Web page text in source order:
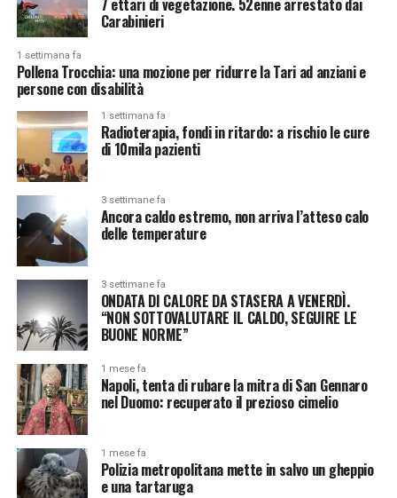
7 ettari di vegetazione. 52enne arrestato dai
Carabinieri
1 settimana fa
Pollena Trocchia: una mozione per ridurre la Tari ad anziani e
persone con disabilità
1 settimana fa
Radioterapia, fondi in ritardo: a rischio le cure
di 10mila pazienti
3 settimane fa
Ancora caldo estremo, non arriva l’atteso calo
delle temperature
3 settimane fa
ONDATA DI CALORE DA STASERA A VENERDÌ.
“NON SOTTOVALUTARE IL CALDO, SEGUIRE LE
BUONE NORME”
1 mese fa
Napoli, tenta di rubare la mitra di San Gennaro
nel Duomo: recuperato il prezioso cimelio
1 mese fa
Polizia metropolitana mette in salvo un gheppio
e una tartaruga